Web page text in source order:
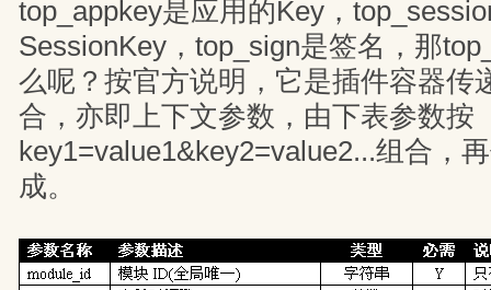
top_appkey是应用的Key，
SessionKey，top_sign是签名，那
么呢？按官方说明，它是插件容器传
合，亦即上下文参数，由下表参数按
key1=value1&key2=value2...组合，
成。